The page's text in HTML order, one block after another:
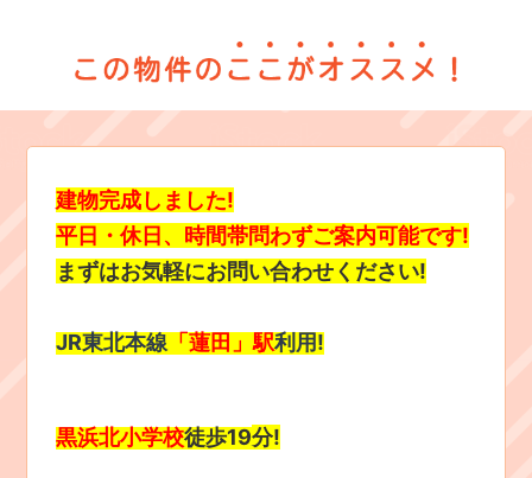
建物完成しました!
平日・休日、時間帯問わずご案内可能です!
まずはお気軽にお問い合わせください!
JR東北本線 「蓮田」駅利用!
黒浜北小学校徒歩19分!